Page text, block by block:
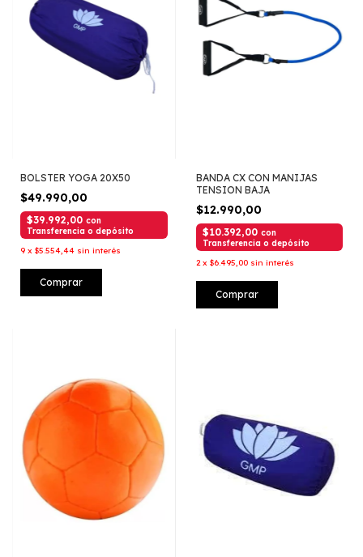
BOLSTER YOGA 20X50
$49.990,00
$39.992,00 con
Transferencia o depósito
9 x $5.554,44 sin interés
Comprar
BANDA CX CON MANIJAS
TENSION BAJA
$12.990,00
$10.392,00 con
Transferencia o depósito
2 x $6.495,00 sin interés
Comprar